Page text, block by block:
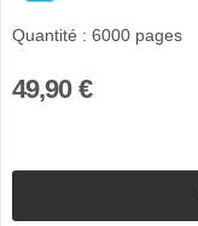
Quantité : 6000 pages
49,90 €